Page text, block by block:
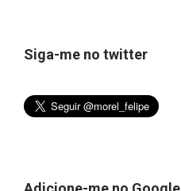
Siga-me no twitter